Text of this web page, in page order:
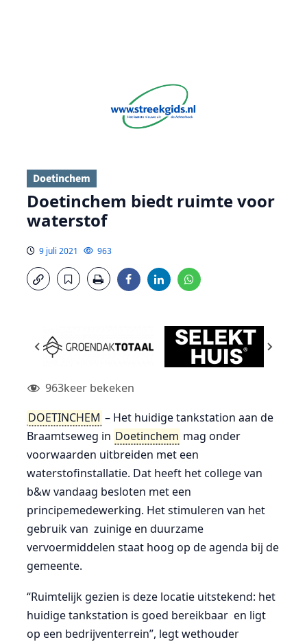
Doetinchem
Doetinchem biedt ruimte voor
waterstof
9 juli 2021 963
963keer bekeken
DOETINCHEM – Het huidige tankstation aan de
Braamtseweg in Doetinchem mag onder
voorwaarden uitbreiden met een
waterstofinstallatie. Dat heeft het college van
b&w vandaag besloten met een
principemedewerking. Het stimuleren van het
gebruik van zuinige en duurzame
vervoermiddelen staat hoog op de agenda bij de
gemeente.
“Ruimtelijk gezien is deze locatie uitstekend: het
huidige tankstation is goed bereikbaar en ligt
op een bedrijventerrein”, legt wethouder